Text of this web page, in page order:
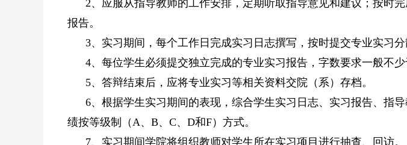
2、应服从指导教师的工作安排，定期听取指导意见和建议；按时
报告。
3、实习期间，每个工作日完成实习日志撰写，按时提交专业实习分
4、每位学生必须提交独立完成的专业实习报告，字数要求一般不少
5、答辩结束后，应将专业实习等相关资料交院（系）存档。
6、根据学生实习期间的表现，综合学生实习日志、实习报告、指
绩按等级制（A、B、C、D和F）方式。
7、实习期间学院将组织教师对学生所在实习项目进行抽查、回访。